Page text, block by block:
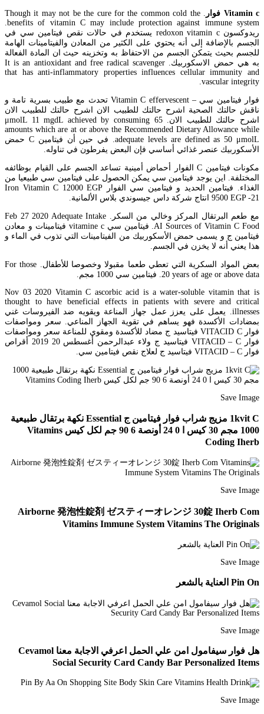
Vitamin c فوار
. Though it may not be the cure for the common cold the
benefits of vitamin C may include protection against immune system.
ريدوكسون redoxon vitamin c يستخدم في حالات نقص فيتامين سي في
الجسم بالإضافة إلى أنه يحتوي على الكثير من المعادن والفيتامينات الهامة
للجسم بحيث يتمكن الجسم من الاحتفاظ به وتخزينه حيث ان المادة الفعالة
به هي حمض الاسكوربيك. It is an antioxidant and free radical scavenger
that has anti-inflammatory properties influences cellular immunity and
vascular integrity.
فوار فيتامين سي – Vitamin C effervescent تحدث مع طبيب بسرية تامة و
ناقش حالتك الصحية اشرح حالتك للطبيب الان اشرح حالتك للطبيب الان
اشرح حالتك للطبيب الان. 65 μmolL 11 mgdL achieved by consuming
amounts which are at or above the Recommended Dietary Allowance while
adequate levels are defined as 50 μmolL. في حين أن فيتامين C حمض
الأسكوربيك عنصر غذائي أساسي فإن البعض يفرطون في تناوله.
مكونات فيتامين C الفوار أحماض أمينية تساعد الجسم على القيام بوظائفه
المختلفة. اين يوجد فيتامين سي يمكن الحصول على فيتامين سي طبيعيا من
الغذاء. فيتامين الحديد و فيتامين سي الفوار Iron Vitamin C 12000 EGP
9500 EGP -21 انتاج شركة داس جيسوندي بلاس الألمانية.
مع طعم البرتقال المركز وخالي من السكر. Feb 27 2020 Adequate Intake
AI Sources of Vitamin C Food. فيتامين سي vitamine c فيتامينات و معادن
فيتامين ج و يسمى حمض الأسكوربيك من الفيتامينات التي تذوب في الماء و
هذا يعني أنه لا يخزن في الجسم.
بعض المواد السكرية التي تعطي طعما مقبولا وخصوصا للأطفال. For those
20 years of age or above data. فيتامين سي 1000 مجم.
Nov 03 2020 Vitamin C ascorbic acid is a water-soluble vitamin that is
thought to have beneficial effects in patients with severe and critical
illnesses. يعمل على يعزز عمل جهاز المناعة ويقويه ضد الفيروسات غني
بمضادات الأكسدة فهو يساهم في تقوية الجهاز المناعي. سعر ومواصفات
فوار VITACID C فيتاسيد ج مضاد للأكسدة ومقوي للمناعة سعر ومواصفات
فوار VITACID – C فيتاسيد ج ولاء عبدالرحمن أغسطس 20 2019 أقراص
فوار VITACID – C فيتاسيد ج لعلاج نقص فيتامين سي.
Save Image
1kvit C مزيج شراب فوار فيتامين ج Essential نكهة برتقال طبيعية
1000 مجم 30 كيس ا 0 24 أونصة 6 90 جم لكل كيس Vitamins
Coding Iherb
Save Image
Airborne 発泡性錠剤 ゼスティーオレンジ 30錠 Iherb Com
Vitamins Immune System Vitamins The Originals
Save Image
Pin On العناية بالشعر
Save Image
هل فوار سيفامول امن علي الحمل اعرفي الاجابة معنا Cevamol
Social Security Card Candy Bar Personalized Items
Save Image